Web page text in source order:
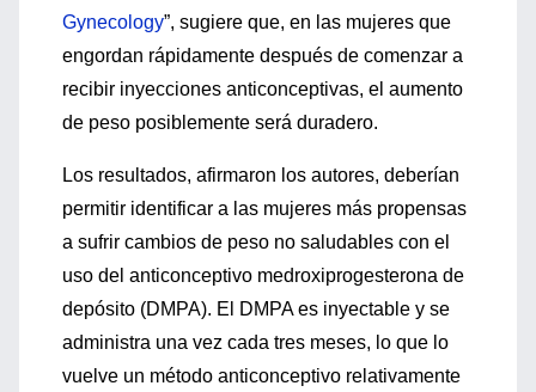
Gynecology”, sugiere que, en las mujeres que
engordan rápidamente después de comenzar a
recibir inyecciones anticonceptivas, el aumento
de peso posiblemente será duradero.
Los resultados, afirmaron los autores, deberían
permitir identificar a las mujeres más propensas
a sufrir cambios de peso no saludables con el
uso del anticonceptivo medroxiprogesterona de
depósito (DMPA). El DMPA es inyectable y se
administra una vez cada tres meses, lo que lo
vuelve un método anticonceptivo relativamente